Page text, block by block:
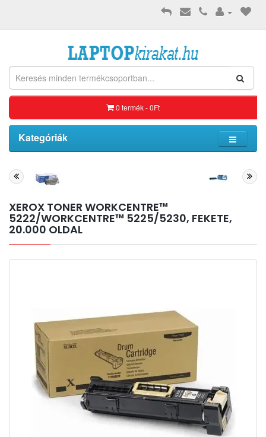
0 termék - 0Ft
Kategóriák
XEROX TONER WORKCENTRE™
5222/WORKCENTRE™ 5225/5230, FEKETE,
20.000 OLDAL